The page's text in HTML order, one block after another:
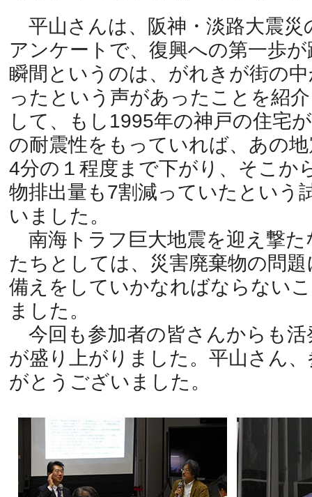
平山さんは、阪神・淡路大震災
アンケートで、復興への第一歩
瞬間というのは、がれきが街の
ったという声があったことを紹
して、もし1995年の神戸の住宅
の耐震性をもっていれば、あの
4分の１程度まで下がり、そこか
物排出量も7割減っていたという
いました。
南海トラフ巨大地震を迎え撃
たちとしては、災害廃棄物の問
備えをしていかなればならない
ました。
今回も参加者の皆さんからも活
が盛り上がりました。平山さん
がとうございました。